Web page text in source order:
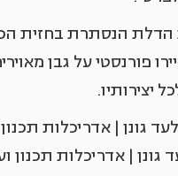
הנסתרת בחזית
פורנסטי על גבן
יצירותיו.
גונן | אדריכלות תכנון